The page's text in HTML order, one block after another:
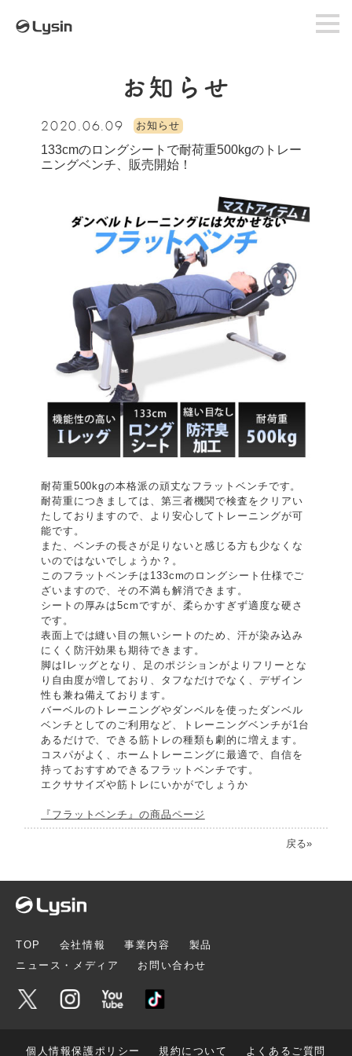
お知らせ
2020.06.09 お知らせ
133cmのロングシートで耐荷重500kgのトレー
ニングベンチ、販売開始！
耐荷重500kgの本格派の頑丈なフラットベンチです。
耐荷重につきましては、第三者機関で検査をクリアい
たしておりますので、より安心してトレーニングが可
能です。
また、ベンチの長さが足りないと感じる方も少なくな
いのではないでしょうか？。
このフラットベンチは133cmのロングシート仕様でご
ざいますので、その不満も解消できます。
シートの厚みは5cmですが、柔らかすぎず適度な硬さ
です。
表面上では縫い目の無いシートのため、汗が染み込み
にくく防汗効果も期待できます。
脚はIレッグとなり、足のポジションがよりフリーとな
り自由度が増しており、タフなだけでなく、デザイン
性も兼ね備えております。
バーベルのトレーニングやダンベルを使ったダンベル
ベンチとしてのご利用など、トレーニングベンチが1台
あるだけで、できる筋トレの種類も劇的に増えます。
コスパがよく、ホームトレーニングに最適で、自信を
持っておすすめできるフラットベンチです。
エクササイズや筋トレにいかがでしょうか
『フラットベンチ』の商品ページ
戻る»
TOP 会社情報 事業内容
製品
ニュース・メディア
お問い合わせ
個人情報保護ポリシー 規約について よくあるご質問